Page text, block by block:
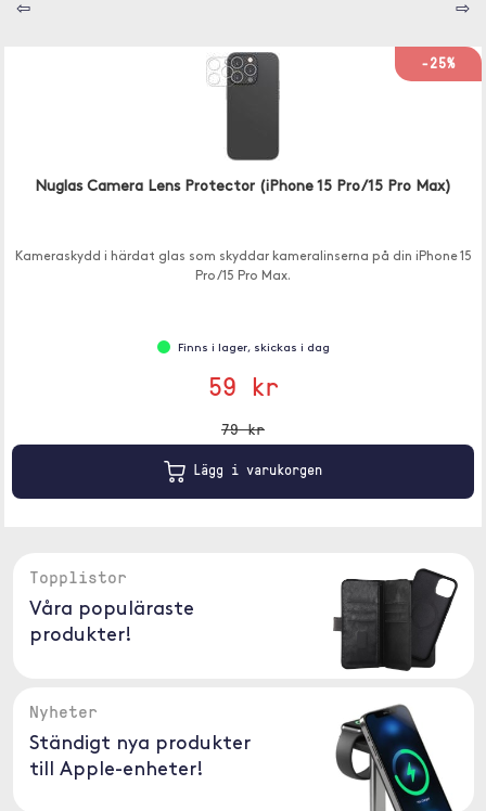
⇦ ⇨
-25%
Nuglas Camera Lens Protector (iPhone 15 Pro/15 Pro Max)
Kameraskydd i härdat glas som skyddar kameralinserna på din iPhone 15
Pro/15 Pro Max.
Finns i lager, skickas i dag
59 kr
79 kr
Lägg i varukorgen
Topplistor
Våra populäraste
produkter!
Nyheter
Ständigt nya produkter
till Apple-enheter!